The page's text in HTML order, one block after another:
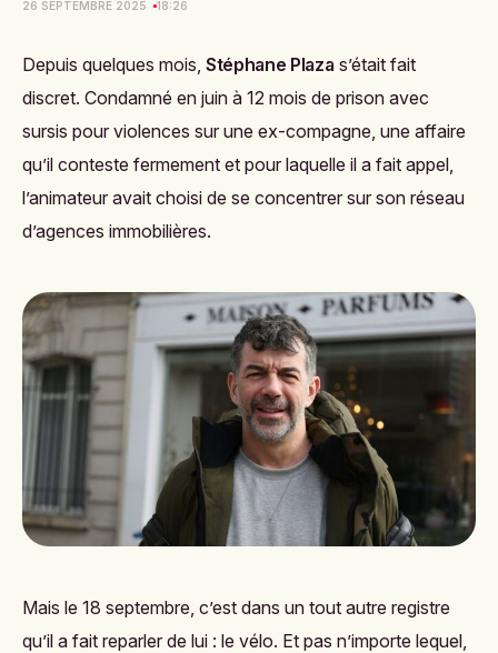
26 SEPTEMBRE 2025
18:26
Depuis quelques mois, Stéphane Plaza s’était fait
discret. Condamné en juin à 12 mois de prison avec
sursis pour violences sur une ex-compagne, une affaire
qu’il conteste fermement et pour laquelle il a fait appel,
l’animateur avait choisi de se concentrer sur son réseau
d’agences immobilières.
Mais le 18 septembre, c’est dans un tout autre registre
qu’il a fait reparler de lui : le vélo. Et pas n’importe lequel,